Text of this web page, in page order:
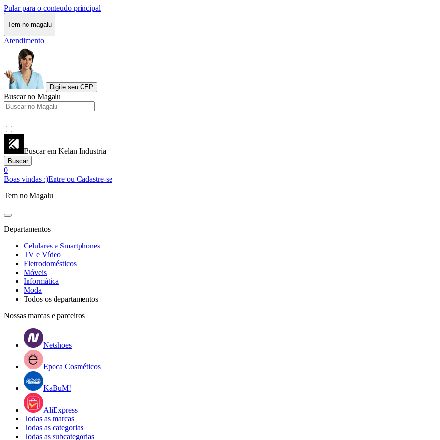
Pular para o conteudo principal
Tem no magalu
Atendimento
Digite seu CEP
Buscar no Magalu
Buscar em Kelan Industria
Buscar
0
Boas vindas :)Entre ou Cadastre-se
Tem no Magalu
Departamentos
Celulares e Smartphones
TV e Vídeo
Eletrodomésticos
Móveis
Informática
Moda
Todos os departamentos
Nossas marcas e parceiros
Netshoes
Epoca Cosméticos
KaBuM!
AliExpress
Todas as marcas
Todas as categorias
Todas as subcategorias